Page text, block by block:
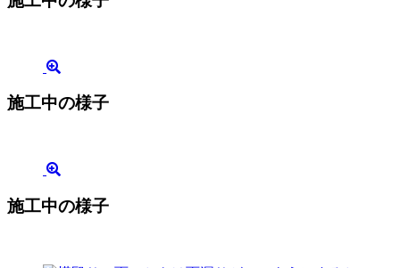
施工中の様子
施工中の様子